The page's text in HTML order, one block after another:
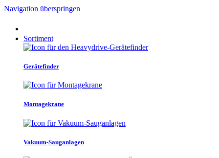
Navigation überspringen
Sortiment
Gerätefinder
Montagekrane
Vakuum-Sauganlagen